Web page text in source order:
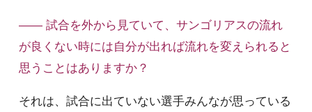
—— 試合を外から見ていて、サンゴリアスの流れ
が良くない時には自分が出れば流れを変えられると
思うことはありますか？
それは、試合に出ていない選手みんなが思っている